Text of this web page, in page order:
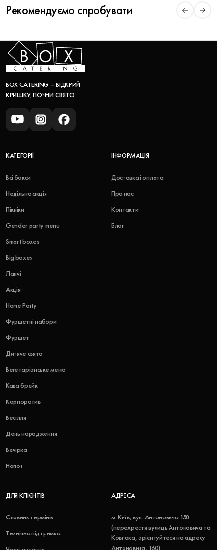
Рекомендуємо спробувати
BOX CATERING – ВІДКРИЙ
КРИШКУ, ПОЧНИ СВЯТО
КАТЕГОРІЇ
Всі бокси
Недільна акція
Пікніки
Gender party menu
Smart boxes
Big boxes
Ланчі
Акція
Home Party
Фуршетні набори
Фуршет
Дитяче свято
Вегетаріанське меню
Кава брейк
Корпоратив
Весілля
День народження
Вечірка
Напої
ІНФОРМАЦІЯ
Доставка і оплата
Про нас
Контакти
Блог
ДЛЯ КЛІЄНТІВ
Словник термінів
Технічна підтримка
АДРЕСА
м. Київ, вул. Антоновича 158
(перехрестя вулиць Антоновича та
Ковпака, орієнтуйтеся на адресу
Антоновича, 160)